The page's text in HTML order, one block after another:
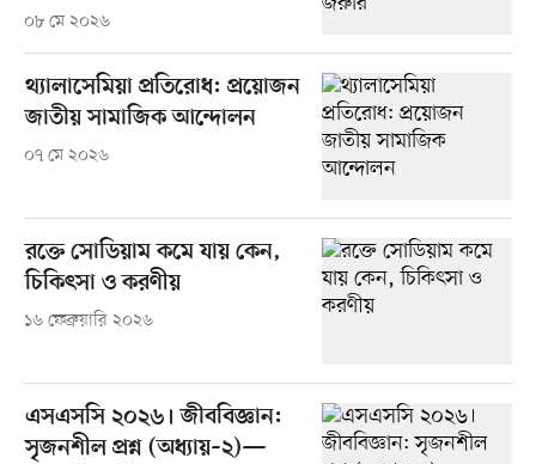
০৮ মে ২০২৬
থ‍্যালাসেমিয়া প্রতিরোধ: প্রয়োজন
জাতীয় সামাজিক আন্দোলন
০৭ মে ২০২৬
রক্তে সোডিয়াম কমে যায় কেন,
চিকিৎসা ও করণীয়
১৬ ফেব্রুয়ারি ২০২৬
এসএসসি ২০২৬। জীববিজ্ঞান:
সৃজনশীল প্রশ্ন (অধ্যায়–২)—